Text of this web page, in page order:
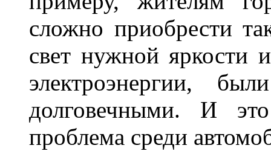
сложно приобрести
свет нужной яркости
электроэнергии,
долговечными. И
проблема среди